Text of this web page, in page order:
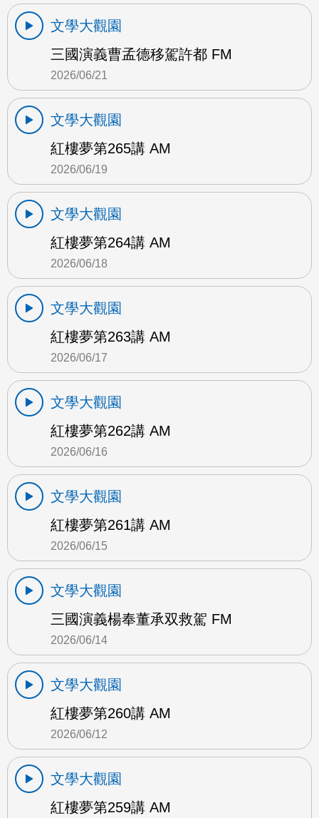
文學大觀園
三國演義曹孟德移駕許都 FM
2026/06/21
文學大觀園
紅樓夢第265講 AM
2026/06/19
文學大觀園
紅樓夢第264講 AM
2026/06/18
文學大觀園
紅樓夢第263講 AM
2026/06/17
文學大觀園
紅樓夢第262講 AM
2026/06/16
文學大觀園
紅樓夢第261講 AM
2026/06/15
文學大觀園
三國演義楊奉董承双救駕 FM
2026/06/14
文學大觀園
紅樓夢第260講 AM
2026/06/12
文學大觀園
紅樓夢第259講 AM